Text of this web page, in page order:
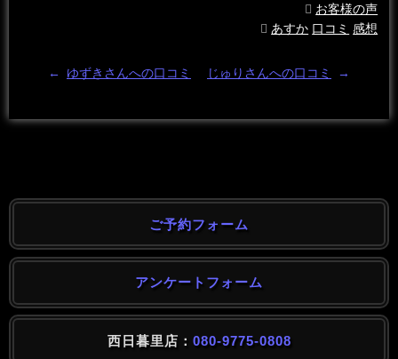
お客様の声
あすか 口コミ 感想
← ゆずきさんへの口コミ じゅりさんへの口コミ →
ご予約フォーム
アンケートフォーム
西日暮里店： 080-9775-0808